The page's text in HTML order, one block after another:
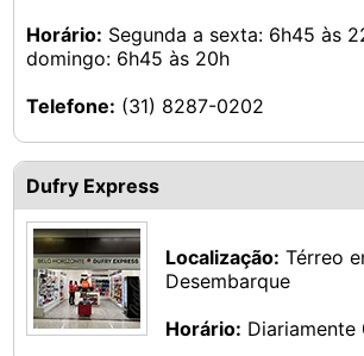
Horário: Segunda a sexta: 6h45 às
domingo: 6h45 às 20h
Telefone: (31) 8287-0202
Dufry Express
Localização: Térreo
Desembarque
Horário: Diariamente